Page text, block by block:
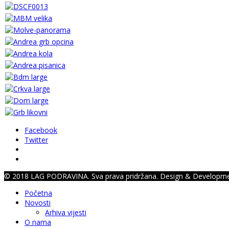
Facebook
Twitter
© 2018 LAG PODRAVINA. Sva prava pridržana. Design &
Početna
Novosti
Arhiva vijesti
O nama